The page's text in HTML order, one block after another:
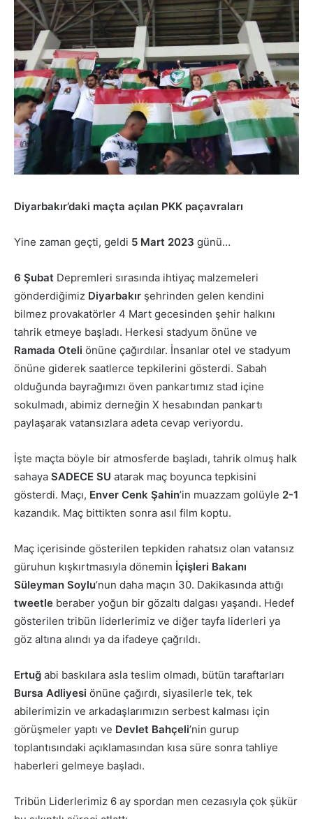
Diyarbakır’daki maçta açılan PKK paçavraları
Yine zaman geçti, geldi 5 Mart 2023 günü…
6 Şubat Depremleri sırasında ihtiyaç malzemeleri
gönderdiğimiz Diyarbakır şehrinden gelen kendini
bilmez provakatörler 4 Mart gecesinden şehir halkını
tahrik etmeye başladı. Herkesi stadyum önüne ve
Ramada Oteli önüne çağırdılar. İnsanlar otel ve stadyum
önüne giderek saatlerce tepkilerini gösterdi. Sabah
olduğunda bayrağımızı öven pankartımız stad içine
sokulmadı, abimiz derneğin X hesabından pankartı
paylaşarak vatansızlara adeta cevap veriyordu.
İşte maçta böyle bir atmosferde başladı, tahrik olmuş halk
sahaya SADECE SU atarak maç boyunca tepkisini
gösterdi. Maçı, Enver Cenk Şahin’in muazzam golüyle 2-1
kazandık. Maç bittikten sonra asıl film koptu.
Maç içerisinde gösterilen tepkiden rahatsız olan vatansız
güruhun kışkırtmasıyla dönemin İçişleri Bakanı
Süleyman Soylu’nun daha maçın 30. Dakikasında attığı
tweetle beraber yoğun bir gözaltı dalgası yaşandı. Hedef
gösterilen tribün liderlerimiz ve diğer tayfa liderleri ya
göz altına alındı ya da ifadeye çağrıldı.
Ertuğ abi baskılara asla teslim olmadı, bütün taraftarları
Bursa Adliyesi önüne çağırdı, siyasilerle tek, tek
abilerimizin ve arkadaşlarımızın serbest kalması için
görüşmeler yaptı ve Devlet Bahçeli’nin gurup
toplantısındaki açıklamasından kısa süre sonra tahliye
haberleri gelmeye başladı.
Tribün Liderlerimiz 6 ay spordan men cezasıyla çok şükür